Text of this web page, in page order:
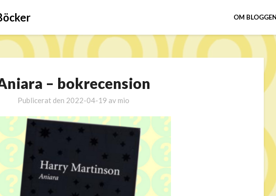
OM
– bokrecension
Publicerat den 2022-04-19 av mio